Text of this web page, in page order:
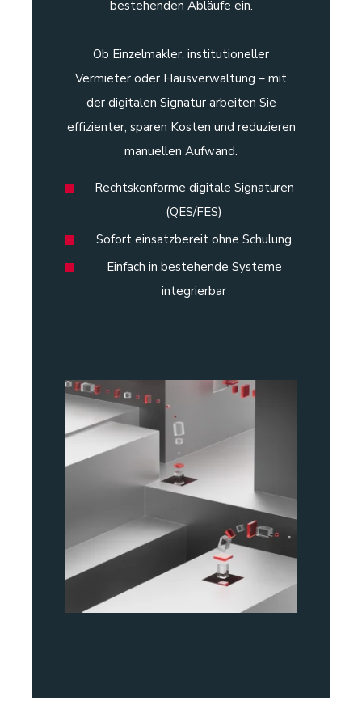
bestehenden Abläufe ein.
Ob Einzelmakler, institutioneller
Vermieter oder Hausverwaltung – mit
der digitalen Signatur arbeiten Sie
effizienter, sparen Kosten und reduzieren
manuellen Aufwand.
Rechtskonforme digitale Signaturen
(QES/FES)
Sofort einsatzbereit ohne Schulung
Einfach in bestehende Systeme
integrierbar